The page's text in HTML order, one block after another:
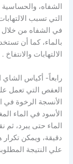
الشفاه،
التي تسبب
في الشفاه من
الالتهابات والانتفاخ .
رابعاً- أكياس
العفص التي تعمل
الأنسجة الرخوة
علي النتيجة